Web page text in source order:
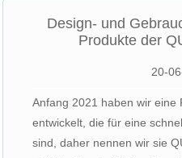
Design- und
Produkte der
20-
Anfang 2021 haben wir eine
entwickelt, die für eine
sind, daher nennen wir sie